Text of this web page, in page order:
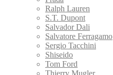
Ralph Lauren
S.T. Dupont
Salvador Dali
Salvatore Ferragamo
Sergio Tacchini
Shiseido
Tom Ford
Thierry Mugler